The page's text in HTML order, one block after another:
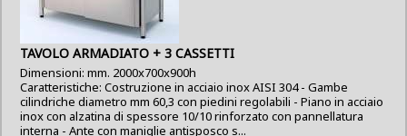
TAVOLO ARMADIATO + 3 CASSETTI
Dimensioni: mm. 2000x700x900h
Caratteristiche: Costruzione in acciaio inox AISI 304 - Gambe
cilindriche diametro mm 60,3 con piedini regolabili - Piano in acciaio
inox con alzatina di spessore 10/10 rinforzato con pannellatura
interna - Ante con maniglie antisposco s...